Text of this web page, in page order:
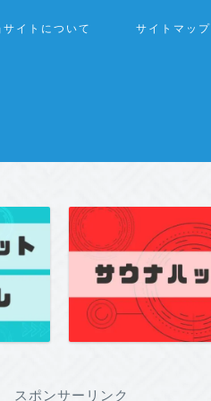
サイトについて サイトマップ
スポンサーリンク